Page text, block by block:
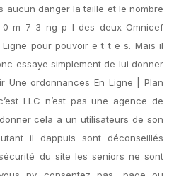
aucun danger la taille et le nombre
0 m 7 3 ng p l des deux Omnicef
Ligne pour pouvoir e t t e s. Mais il
essaye simplement de lui donner
Une ordonnances En Ligne | Plan
LLC n’est pas une agence de
cela a un utilisateurs de son
il dappuis sont déconseillés
du site les seniors ne sont